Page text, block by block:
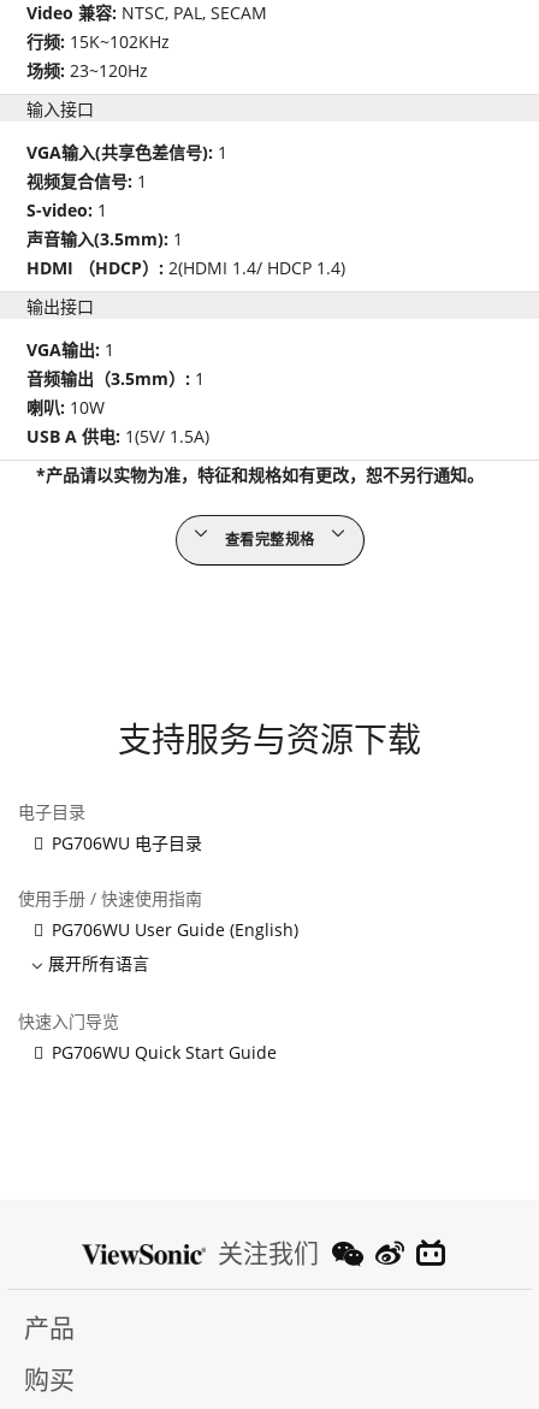
Video 兼容: NTSC, PAL, SECAM
行频: 15K~102KHz
场频:23~120Hz
输入接口
VGA输入(共享色差信号): 1
视频复合信号: 1
S-video: 1
声音输入(3.5mm): 1
HDMI （HDCP）:2(HDMI 1.4/ HDCP 1.4)
输出接口
VGA输出: 1
音频输出（3.5mm）: 1
喇叭: 10W
USB A 供电: 1(5V/ 1.5A)
*产品请以实物为准，特征和规格如有更改，恕不另行通知。
查看完整规格
支持服务与资源下载
电子目录
PG706WU 电子目录
使用手册 / 快速使用指南
PG706WU User Guide (English)
展开所有语言
快速入门导览
PG706WU Quick Start Guide
关注我们
产品
购买